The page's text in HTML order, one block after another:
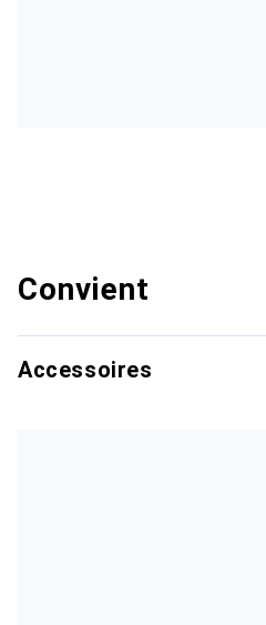
Convient
Accessoires